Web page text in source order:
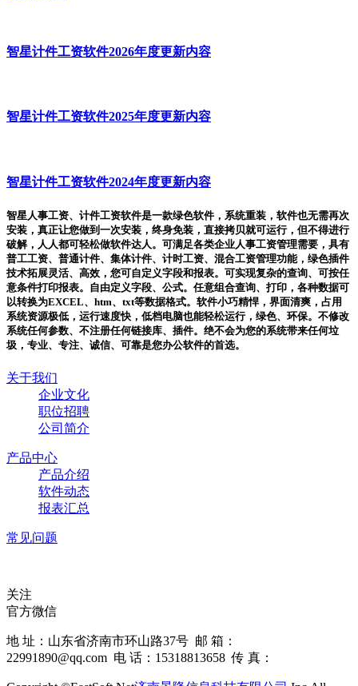
智星计件工资软件2026年度更新内容
智星计件工资软件2025年度更新内容
智星计件工资软件2024年度更新内容
智星人事工资、计件工资软件是一款绿色软件，系统重装，软件也无需再次
安装，真正让您做到一次安装，终身免装，直接拷贝就可运行，但不得进行
破解，人人都可轻松做软件达人。可满足各类企业人事工资管理需要，具有
普工工资、普通计件、集体计件、计时工资、混合工资管理功能，绿色插件
技术拓展灵活、高效，您可自定义字段和报表。可实现复杂的查询、可按任
意条件打印报表。自由定义字段、公式。任意组合查询、打印，各种数据可
以转换为EXCEL、htm、txt等数据格式。软件小巧精悍，界面清爽，占用
系统资源极低，运行速度快，低档电脑也能轻松运行，绿色、环保。不修改
系统任何参数、不注册任何链接库、插件。绝不会为您的系统带来任何垃
圾，专业、专注、诚信、可靠是您办公软件的首选。
关于我们
企业文化
职位招聘
公司简介
产品中心
产品介绍
软件动态
报表汇总
常见问题
关注
官方微信
地 址：山东省济南市环山路37号 邮 箱：
22991890@qq.com 电 话：15318813658 传 真：